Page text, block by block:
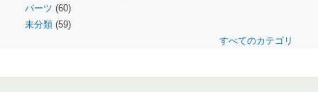
パーツ (60)
未分類 (59)
すべてのカテゴリ